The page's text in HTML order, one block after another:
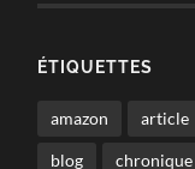
ÉTIQUETTES
amazon article
blog chronique